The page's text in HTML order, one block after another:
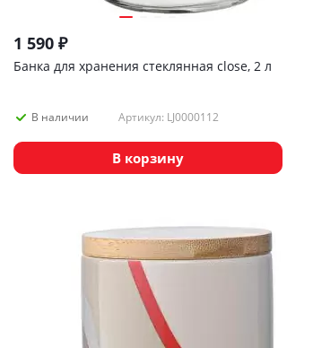
1 590 ₽
Банка для хранения стеклянная close, 2 л
В наличии Артикул: LJ0000112
В корзину